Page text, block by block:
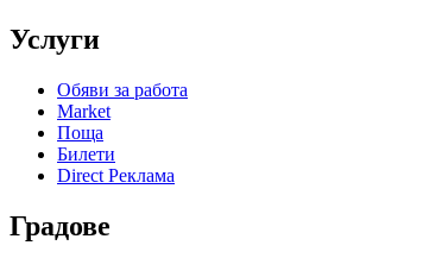
Услуги
Обяви за работа
Market
Поща
Билети
Direct Реклама
Градове